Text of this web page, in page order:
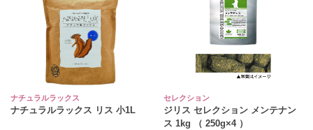
ナチュラルラックス
ナチュラルラックス リス 小1L
セレクション
ジリス セレクション メンテナン
ス 1kg （ 250g×4 ）